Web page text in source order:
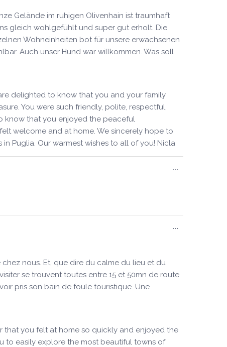
Gelände im ruhigen Olivenhain ist traumhaft
gleich wohlgefühlt und super gut erholt. Die
Wohneinheiten bot für unsere erwachsenen
Auch unser Hund war willkommen. Was soll
delighted to know that you and your family
You were such friendly, polite, respectful,
know that you enjoyed the peaceful
welcome and at home. We sincerely hope to
Puglia. Our warmest wishes to all of you! Nicla
...
nous. Et, que dire du calme du lieu et du
se trouvent toutes entre 15 et 50mn de route
pris son bain de foule touristique. Une
that you felt at home so quickly and enjoyed the
to easily explore the most beautiful towns of
...